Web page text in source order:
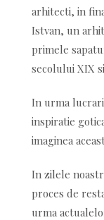
arhitecti, in
Istvan, un
primele
secolului XIX
In urma
inspiratie
imaginea
In zilele
proces de
urma